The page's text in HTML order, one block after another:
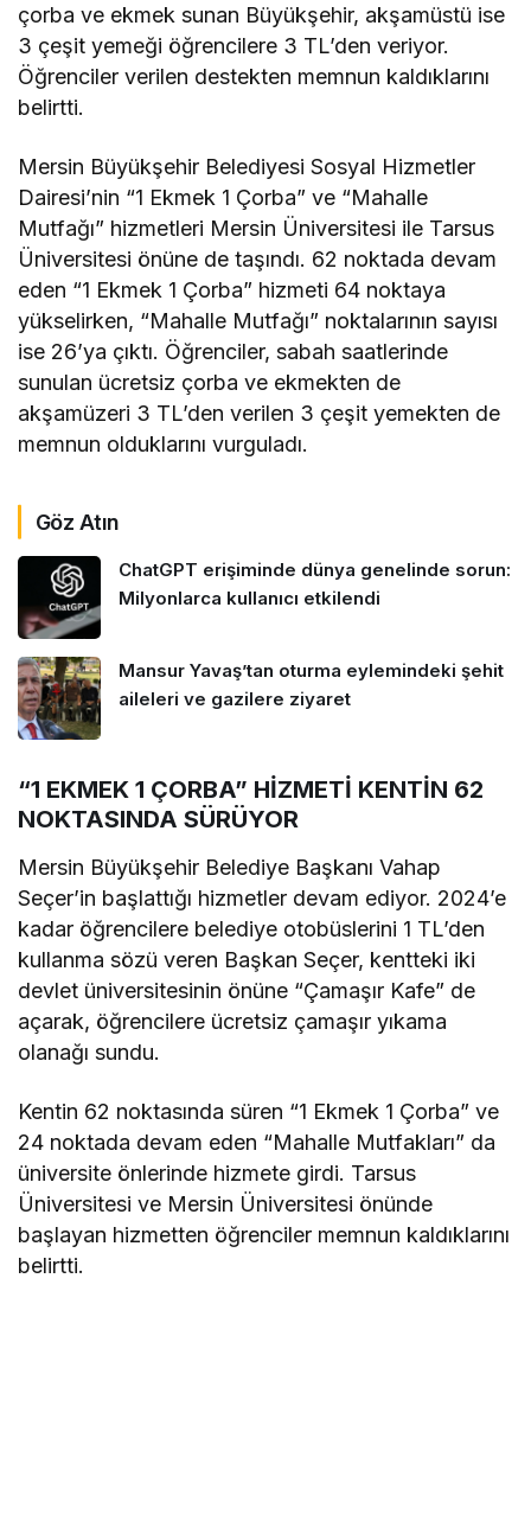
çorba ve ekmek sunan Büyükşehir, akşamüstü ise
3 çeşit yemeği öğrencilere 3 TL’den veriyor.
Öğrenciler verilen destekten memnun kaldıklarını
belirtti.
Mersin Büyükşehir Belediyesi Sosyal Hizmetler
Dairesi’nin “1 Ekmek 1 Çorba” ve “Mahalle
Mutfağı” hizmetleri Mersin Üniversitesi ile Tarsus
Üniversitesi önüne de taşındı. 62 noktada devam
eden “1 Ekmek 1 Çorba” hizmeti 64 noktaya
yükselirken, “Mahalle Mutfağı” noktalarının sayısı
ise 26’ya çıktı. Öğrenciler, sabah saatlerinde
sunulan ücretsiz çorba ve ekmekten de
akşamüzeri 3 TL’den verilen 3 çeşit yemekten de
memnun olduklarını vurguladı.
Göz Atın
ChatGPT erişiminde dünya genelinde sorun:
Milyonlarca kullanıcı etkilendi
Mansur Yavaş’tan oturma eylemindeki şehit
aileleri ve gazilere ziyaret
“1 EKMEK 1 ÇORBA” HİZMETİ KENTİN 62
NOKTASINDA SÜRÜYOR
Mersin Büyükşehir Belediye Başkanı Vahap
Seçer’in başlattığı hizmetler devam ediyor. 2024’e
kadar öğrencilere belediye otobüslerini 1 TL’den
kullanma sözü veren Başkan Seçer, kentteki iki
devlet üniversitesinin önüne “Çamaşır Kafe” de
açarak, öğrencilere ücretsiz çamaşır yıkama
olanağı sundu.
Kentin 62 noktasında süren “1 Ekmek 1 Çorba” ve
24 noktada devam eden “Mahalle Mutfakları” da
üniversite önlerinde hizmete girdi. Tarsus
Üniversitesi ve Mersin Üniversitesi önünde
başlayan hizmetten öğrenciler memnun kaldıklarını
belirtti.